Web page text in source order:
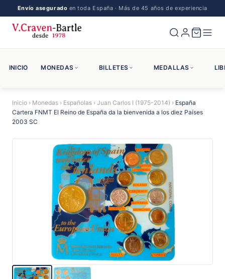
Envío asegurado en toda España · Más de 45 años de experiencia
INICIO MONEDAS BILLETES MEDALLAS
Inicio › Monedas › Españolas › Juan Carlos I (1975-2014) › España
Cartera FNMT El Reino de España da la bienvenida a los diez Países
2003 SC